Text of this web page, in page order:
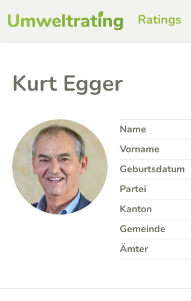
Ratings
Kurt Egger
Name
Vorname
Geburtsdatum
Partei
Kanton
Gemeinde
Ämter